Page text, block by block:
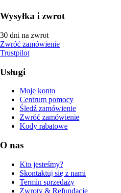
Wysyłka i zwrot
30 dni na zwrot
Zwróć zamówienie
Trustpilot
Usługi
Moje konto
Centrum pomocy
Śledź zamówienie
Zwróć zamówienie
Kody rabatowe
O nas
Kto jesteśmy?
Skontaktuj się z nami
Termin sprzedaży
Zwroty & Refundacje